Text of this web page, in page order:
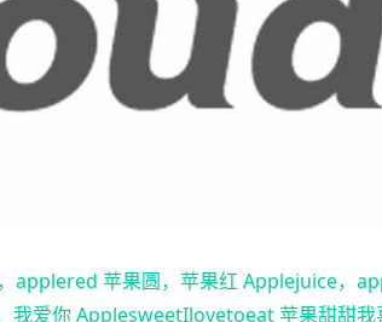
applered 苹果圆，苹果红 Applejuice，
我爱你 ApplesweetIlovetoeat 苹果甜甜